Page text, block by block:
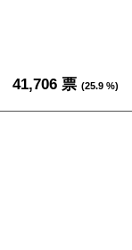
41,706 票 (25.9 %)